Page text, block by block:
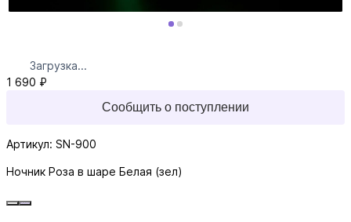
Загрузка...
1 690 ₽
Сообщить о поступлении
Артикул: SN-900
Ночник Роза в шаре Белая (зел)